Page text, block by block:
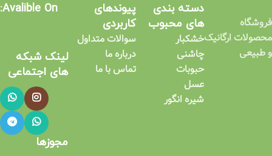
فروشگاه
محصولات ارگانیک
و طبیعی
دسته بندی
های محبوب
خشکبار
چاشنی
حبوبات
عسل
شیره انگور
پیوندهای
کاربردی​
سوالات متداول
درباره ما
تماس با ما
Avalible On:
لینک شبکه
های اجتماعی​
مجوزها